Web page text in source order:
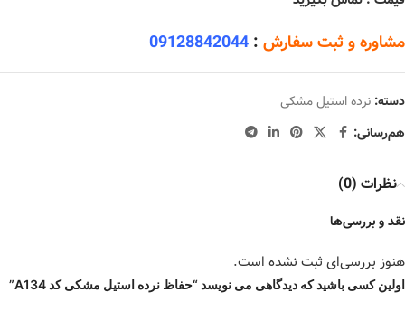
مشاوره و ثبت سفارش :
09128842044
دسته: نرده استیل مشکی
هم‌رسانی:
نظرات (0)
نقد و بررسی‌ها
هنوز بررسی‌ای ثبت نشده است.
اولین کسی باشید که دیدگاهی می نویسد “حفاظ نرده استیل مشکی کد A134”